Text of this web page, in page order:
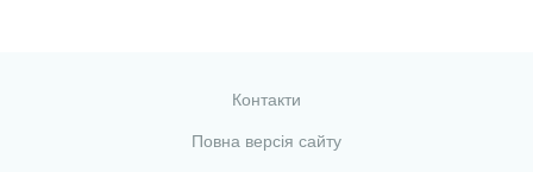
Контакти
Повна версія сайту